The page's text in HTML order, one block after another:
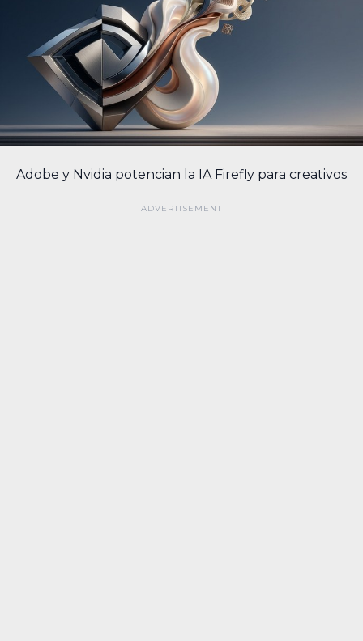
Adobe y Nvidia potencian la IA Firefly para creativos